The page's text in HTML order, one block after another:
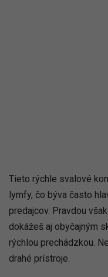
Tieto rýchle svalové
lymfy, čo býva často
predajcov. Pravdou
dokážeš aj obyčajným
rýchlou prechádzkou.
drahé prístroje.